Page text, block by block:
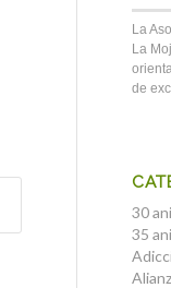
La
La
de
30
35